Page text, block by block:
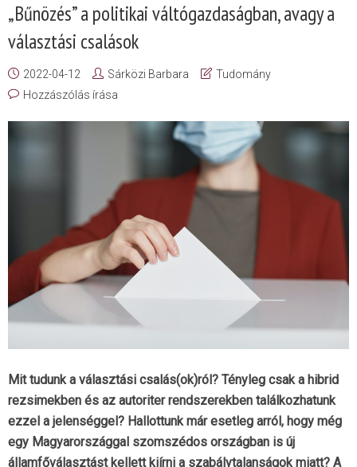
„Bűnözés” a politikai váltógazdaságban, avagy a
választási csalások
2022-04-12 Sárközi Barbara
Tudomány
Hozzászólás írása
Mit tudunk a választási csalás(ok)ról? Tényleg csak a hibrid
rezsimekben és az autoriter rendszerekben találkozhatunk
ezzel a jelenséggel? Hallottunk már esetleg arról, hogy még
egy Magyarországgal szomszédos országban is új
államfőválasztást kellett kiírni a szabálytalanságok miatt? A